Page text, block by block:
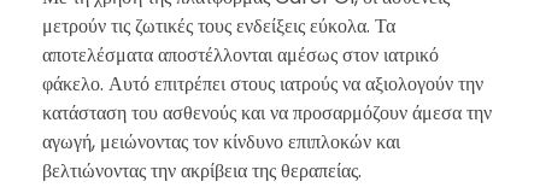
μετρούν τις ζωτικές τους ενδείξεις εύκολα. Τα
αποτελέσματα αποστέλλονται αμέσως στον ιατρικό
φάκελο. Αυτό επιτρέπει στους ιατρούς να αξιολογούν την
κατάσταση του ασθενούς και να προσαρμόζουν άμεσα την
αγωγή, μειώνοντας τον κίνδυνο επιπλοκών και
βελτιώνοντας την ακρίβεια της θεραπείας.